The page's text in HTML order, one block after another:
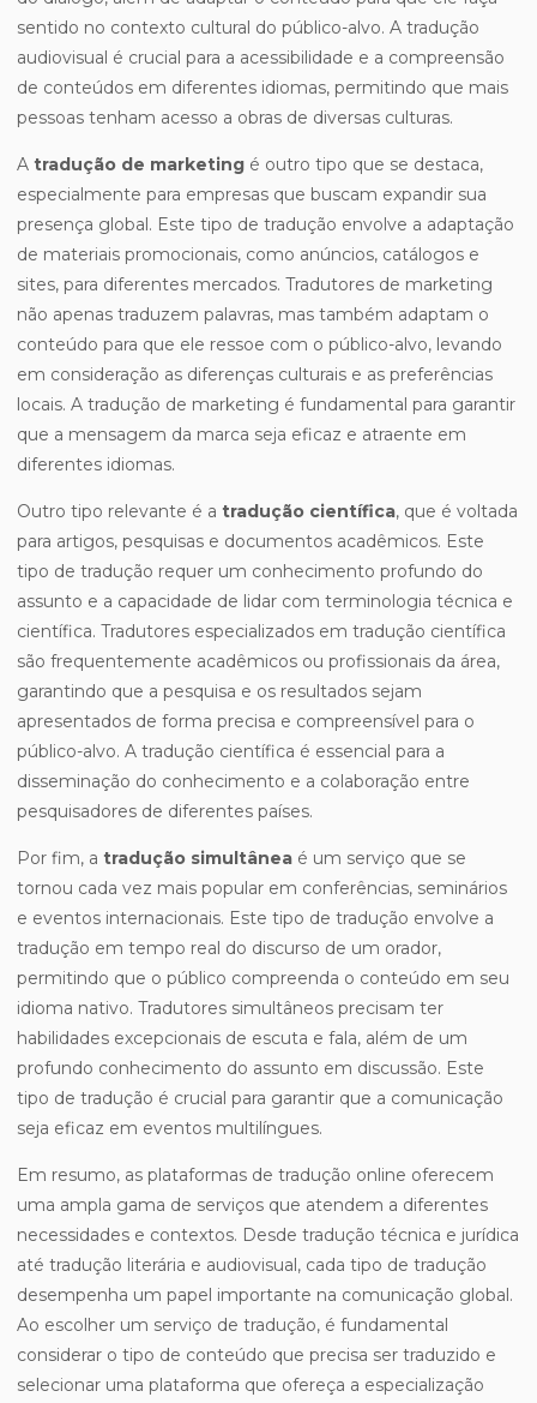
sentido no contexto cultural do público-alvo. A tradução
audiovisual é crucial para a acessibilidade e a compreensão
de conteúdos em diferentes idiomas, permitindo que mais
pessoas tenham acesso a obras de diversas culturas.
A tradução de marketing é outro tipo que se destaca,
especialmente para empresas que buscam expandir sua
presença global. Este tipo de tradução envolve a adaptação
de materiais promocionais, como anúncios, catálogos e
sites, para diferentes mercados. Tradutores de marketing
não apenas traduzem palavras, mas também adaptam o
conteúdo para que ele ressoe com o público-alvo, levando
em consideração as diferenças culturais e as preferências
locais. A tradução de marketing é fundamental para garantir
que a mensagem da marca seja eficaz e atraente em
diferentes idiomas.
Outro tipo relevante é a tradução científica, que é voltada
para artigos, pesquisas e documentos acadêmicos. Este
tipo de tradução requer um conhecimento profundo do
assunto e a capacidade de lidar com terminologia técnica e
científica. Tradutores especializados em tradução científica
são frequentemente acadêmicos ou profissionais da área,
garantindo que a pesquisa e os resultados sejam
apresentados de forma precisa e compreensível para o
público-alvo. A tradução científica é essencial para a
disseminação do conhecimento e a colaboração entre
pesquisadores de diferentes países.
Por fim, a tradução simultânea é um serviço que se
tornou cada vez mais popular em conferências, seminários
e eventos internacionais. Este tipo de tradução envolve a
tradução em tempo real do discurso de um orador,
permitindo que o público compreenda o conteúdo em seu
idioma nativo. Tradutores simultâneos precisam ter
habilidades excepcionais de escuta e fala, além de um
profundo conhecimento do assunto em discussão. Este
tipo de tradução é crucial para garantir que a comunicação
seja eficaz em eventos multilíngues.
Em resumo, as plataformas de tradução online oferecem
uma ampla gama de serviços que atendem a diferentes
necessidades e contextos. Desde tradução técnica e jurídica
até tradução literária e audiovisual, cada tipo de tradução
desempenha um papel importante na comunicação global.
Ao escolher um serviço de tradução, é fundamental
considerar o tipo de conteúdo que precisa ser traduzido e
selecionar uma plataforma que ofereça a especialização